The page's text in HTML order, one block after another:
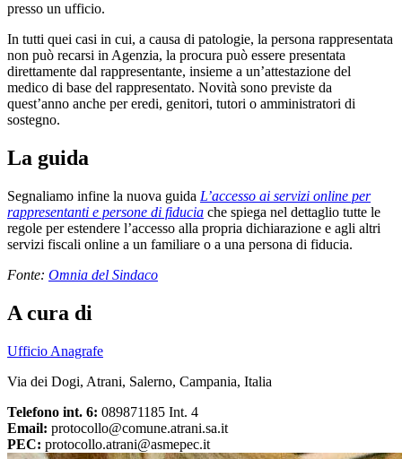
presso un ufficio.
In tutti quei casi in cui, a causa di patologie, la persona rappresentata
non può recarsi in Agenzia, la procura può essere presentata
direttamente dal rappresentante, insieme a un’attestazione del
medico di base del rappresentato. Novità sono previste da
quest’anno anche per eredi, genitori, tutori o amministratori di
sostegno.
La guida
Segnaliamo infine la nuova guida L’accesso ai servizi online per
rappresentanti e persone di fiducia che spiega nel dettaglio tutte le
regole per estendere l’accesso alla propria dichiarazione e agli altri
servizi fiscali online a un familiare o a una persona di fiducia.
Fonte: Omnia del Sindaco
A cura di
Ufficio Anagrafe
Via dei Dogi, Atrani, Salerno, Campania, Italia
Telefono int. 6: 089871185 Int. 4
Email: protocollo@comune.atrani.sa.it
PEC: protocollo.atrani@asmepec.it